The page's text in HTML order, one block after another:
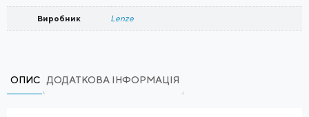
Виробник Lenze
ОПИС ДОДАТКОВА ІНФОРМАЦІЯ